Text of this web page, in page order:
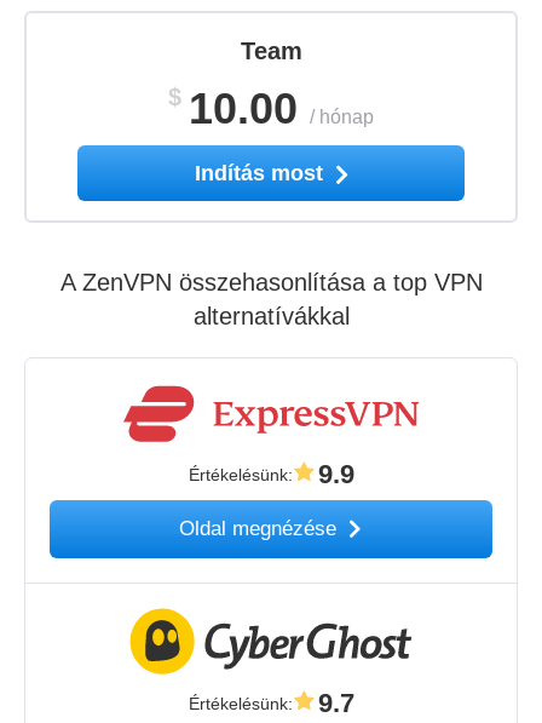
Team
$ 10.00 / hónap
Indítás most
A ZenVPN összehasonlítása a top VPN
alternatívákkal
Értékelésünk: 9.9
Oldal megnézése
Értékelésünk: 9.7